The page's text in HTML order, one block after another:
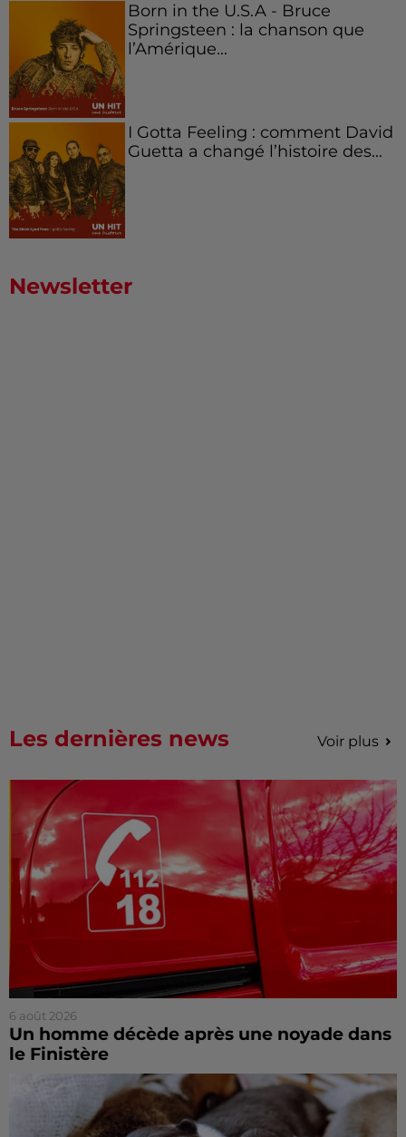
Born in the U.S.A - Bruce
Springsteen : la chanson que
l’Amérique...
I Gotta Feeling : comment David
Guetta a changé l’histoire des...
Newsletter
Les dernières news Voir plus
6 août 2026
Un homme décède après une noyade dans
le Finistère